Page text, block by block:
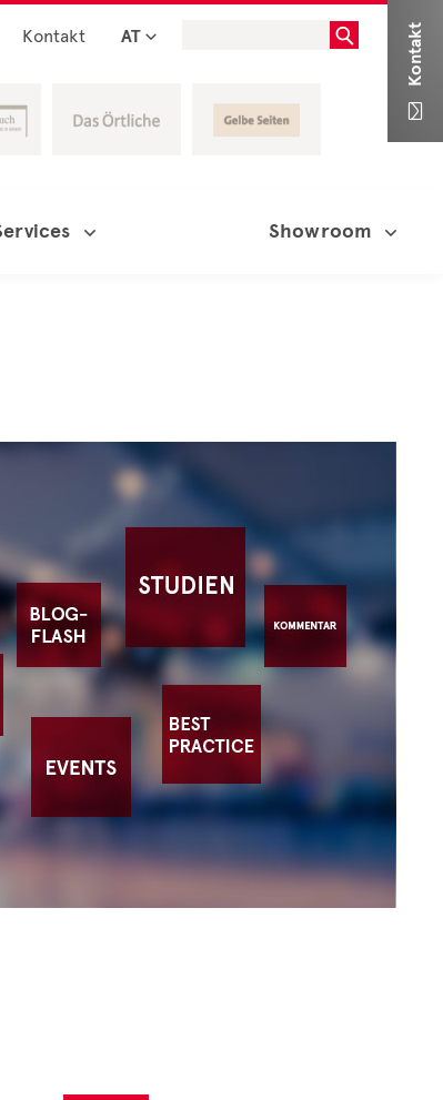
Kontakt AT
Showroom

Kontakt